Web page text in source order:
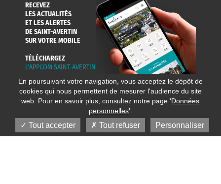
RECEVEZ
LES ACTUALITÉS
ET LES ALERTES
DE SAINT-AVERTIN
SUR VOTRE MOBILE
TÉLÉCHARGEZ
L'APPCOM SAINT-AVERTIN
En poursuivant votre navigation, vous acceptez le dépôt de
cookies qui nous permettent de mesurer l'audience du site
web. Pour en savoir plus, consultez notre page 'Données
personnelles'.
Tout accepter Tout refuser Personnaliser